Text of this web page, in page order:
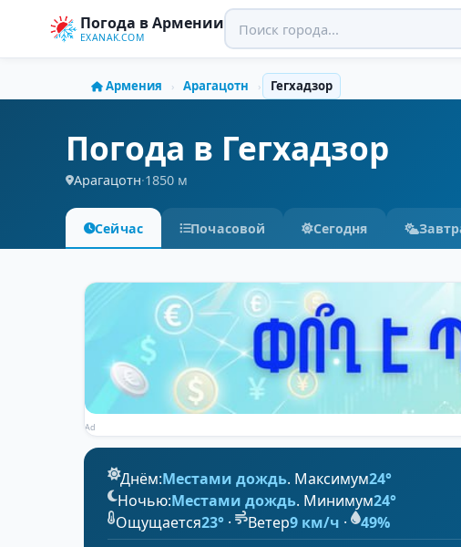
Погода в Армении
EXANAK.COM
Армения › Арагацотн › Гегхадзор
Погода в Гегхадзор
Арагацотн·1850 м
Сейчас Почасовой Сегодня
Ad
Днём:Местами дождь. Максимум24°
Ночью:Местами дождь. Минимум24°
Ощущается23° · Ветер9 км/ч · 49%